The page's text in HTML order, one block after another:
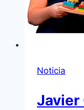
Noticia
Javier